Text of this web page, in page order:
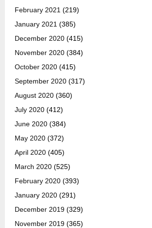
February 2021 (219)
January 2021 (385)
December 2020 (415)
November 2020 (384)
October 2020 (415)
September 2020 (317)
August 2020 (360)
July 2020 (412)
June 2020 (384)
May 2020 (372)
April 2020 (405)
March 2020 (525)
February 2020 (393)
January 2020 (291)
December 2019 (329)
November 2019 (365)